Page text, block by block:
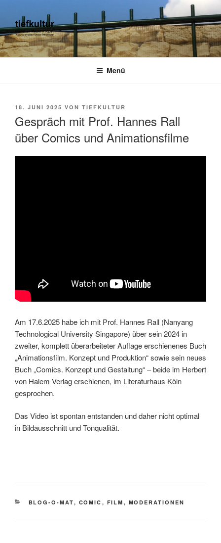
springen
TIEFKULTUR
kulturjournalist kurator moderator
Menü
VERÖFFENTLICHT
18. JUNI 2025 VON TIEFKULTUR
Gespräch mit Prof. Hannes Rall
über Comics und Animationsfilme
Am 17.6.2025 habe ich mit Prof. Hannes Rall (Nanyang
Technological University Singapore) über sein 2024 in
zweiter, komplett überarbeiteter Auflage erschienenes Buch
„Animationsfilm. Konzept und Produktion“ sowie sein neues
Buch „Comics. Konzept und Gestaltung“ – beide im Herbert
von Halem Verlag erschienen, im Literaturhaus Köln
gesprochen.
Das Video ist spontan entstanden und daher nicht optimal
in Bildausschnitt und Tonqualität.
KATEGORIEN
BLOG-O-MAT, COMIC , FILM , MODERATIONEN